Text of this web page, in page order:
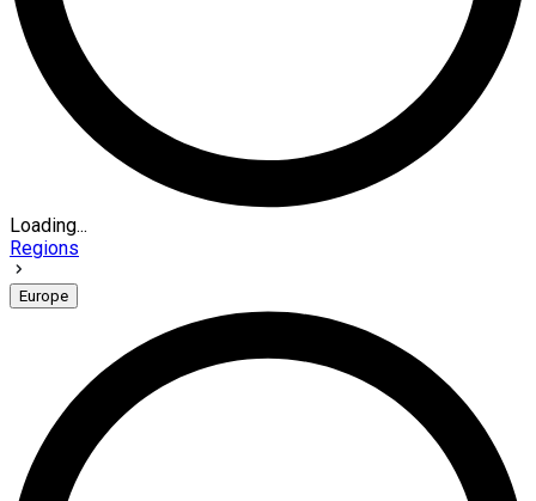
Loading...
Regions
Europe